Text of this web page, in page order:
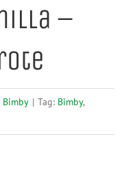
–
Bimby | Tag: Bimby,